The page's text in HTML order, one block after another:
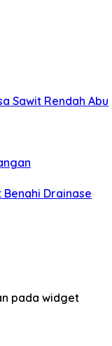
Sawit Rendah Abu
Benahi Drainase
pada widget